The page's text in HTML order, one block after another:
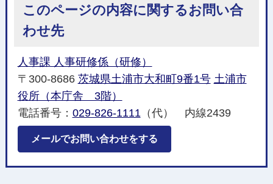
このページの内容に関するお問い合
わせ先
人事課 人事研修係（研修）
〒300-8686 茨城県土浦市大和町9番1号 土浦市
役所（本庁舎 3階）
電話番号： 029-826-1111（代） 内線2439
メールでお問い合わせをする